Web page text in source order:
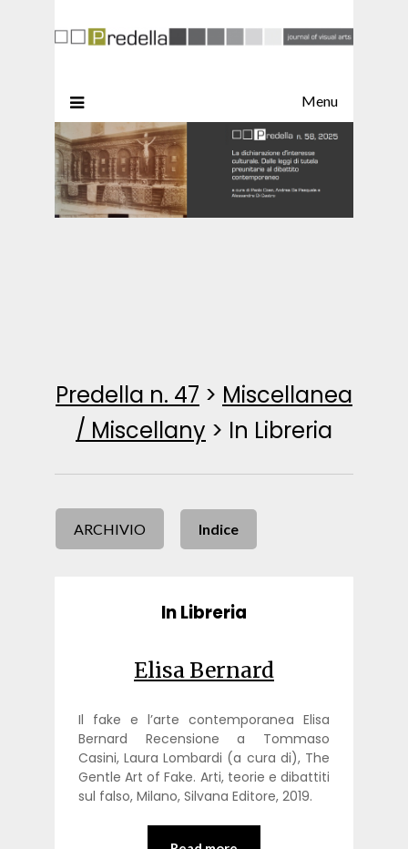
Menu
Predella n. 47 > Miscellanea
/ Miscellany > In Libreria
ARCHIVIO Indice
In Libreria
Elisa Bernard
Il fake e l’arte contemporanea Elisa
Bernard Recensione a Tommaso
Casini, Laura Lombardi (a cura di), The
Gentle Art of Fake. Arti, teorie e dibattiti
sul falso, Milano, Silvana Editore, 2019.